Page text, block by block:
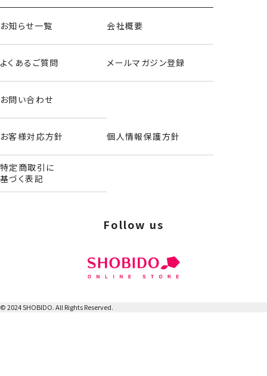
ハンドクリーム＜全10種セット＞
レトロ缶マルチバーム＜単品＞
お知らせ一覧 会社概要
よくあるご質問 メールマガジン登録
お問い合わせ
お客様対応方針 個人情報保護方針
特定商取引に
基づく表記
© 2024 SHOBIDO. All Rights Reserved.
Follow us